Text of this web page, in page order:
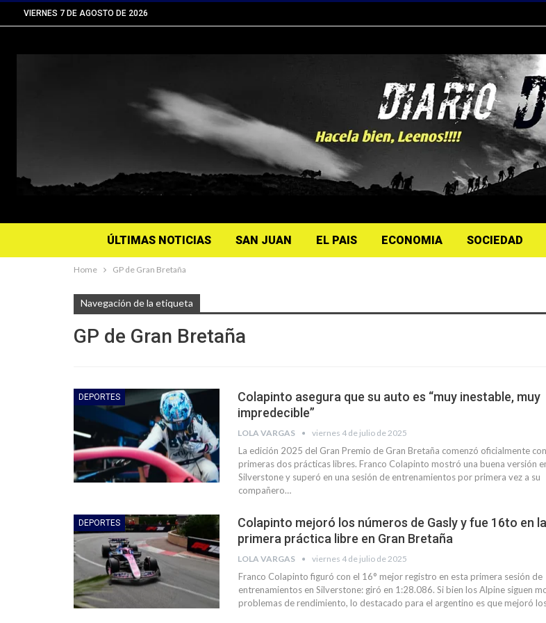
VIERNES 7 DE AGOSTO DE 2026
ÚLTIMAS NOTICIAS SAN JUAN EL PAIS ECONOMIA SOCIEDAD
Home GP de Gran Bretaña
Navegación de la etiqueta
GP de Gran Bretaña
DEPORTES
Colapinto asegura que su auto es “muy inestable, muy
impredecible”
LOLA VARGAS viernes 4 de julio de 2025
La edición 2025 del Gran Premio de Gran Bretaña comenzó oficialmente
primeras dos prácticas libres. Franco Colapinto mostró una buena versión
Silverstone y superó en una sesión de entrenamientos por primera vez a su
compañero…
DEPORTES
Colapinto mejoró los números de Gasly y fue 16to en la
primera práctica libre en Gran Bretaña
LOLA VARGAS viernes 4 de julio de 2025
Franco Colapinto figuró con el 16° mejor registro en esta primera sesión de
entrenamientos en Silverstone: giró en 1:28.086. Si bien los Alpine siguen
problemas de rendimiento, lo destacado para el argentino es que mejoró